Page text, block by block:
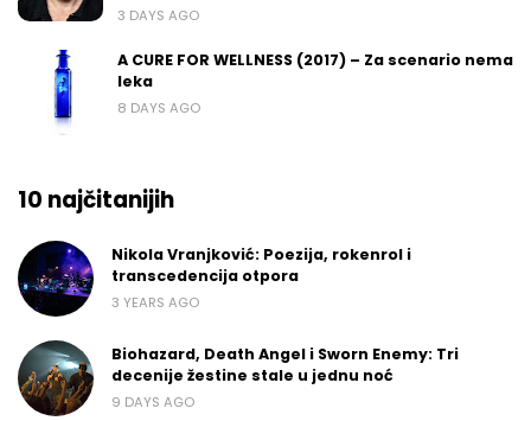
3 DAYS AGO
A CURE FOR WELLNESS (2017) – Za scenario nema
leka
8 DAYS AGO
10 najčitanijih
Nikola Vranjković: Poezija, rokenrol i
transcedencija otpora
3 YEARS AGO
Biohazard, Death Angel i Sworn Enemy: Tri
decenije žestine stale u jednu noć
9 DAYS AGO